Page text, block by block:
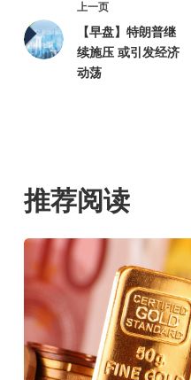
上一页
【早盘】特朗普继
续施压 或引发经济
动荡
推荐阅读